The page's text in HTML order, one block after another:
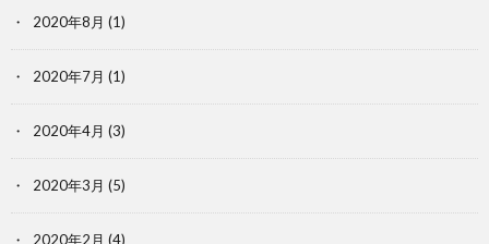
2020年8月 (1)
2020年7月 (1)
2020年4月 (3)
2020年3月 (5)
2020年2月 (4)